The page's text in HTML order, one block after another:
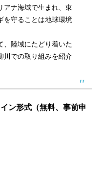
アナ海域で生まれ、東
を守ることは地球環境
、陸域にたどり着いた
川での取り組みを紹介
ン形式（無料、事前申